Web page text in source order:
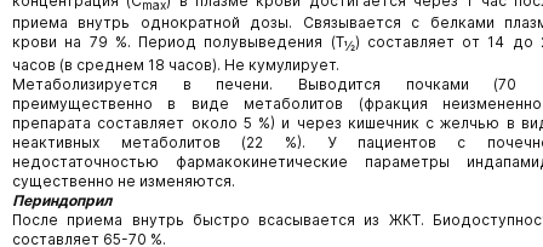
max
приема внутрь однократной дозы. Связывается с белками
крови на 79 %. Период полувыведения (Т½) составляет от 14 до
часов (в среднем 18 часов). Не кумулирует.
Метаболизируется в печени. Выводится почками (70
преимущественно в виде метаболитов (фракция
препарата составляет около 5 %) и через кишечник с желчью в
неактивных метаболитов (22 %). У пациентов с
недостаточностью фармакокинетические параметры
существенно не изменяются.
Периндоприл
После приема внутрь быстро всасывается из ЖКТ.
составляет 65-70 %.